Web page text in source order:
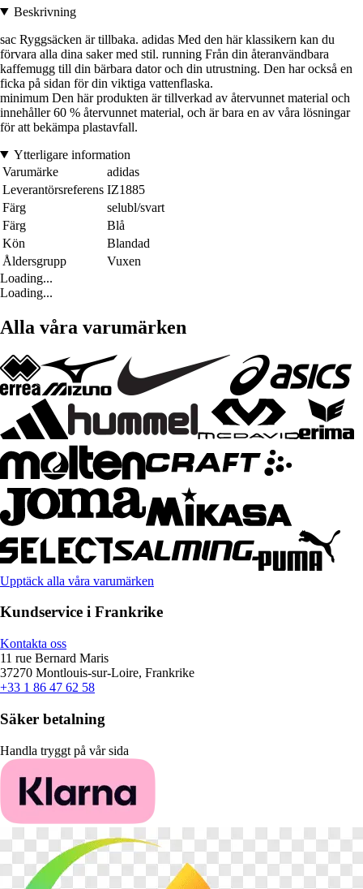
Beskrivning
sac Ryggsäcken är tillbaka. adidas Med den här klassikern kan du
förvara alla dina saker med stil. running Från din återanvändbara
kaffemugg till din bärbara dator och din utrustning. Den har också en
ficka på sidan för din viktiga vattenflaska.
minimum Den här produkten är tillverkad av återvunnet material och
innehåller 60 % återvunnet material, och är bara en av våra lösningar
för att bekämpa plastavfall.
Ytterligare information
Varumärke
adidas
Leverantörsreferens IZ1885
Färg
selubl/svart
Färg
Blå
Kön
Blandad
Åldersgrupp
Vuxen
Loading...
Loading...
Alla våra varumärken
Upptäck alla våra varumärken
Kundservice i Frankrike
Kontakta oss
11 rue Bernard Maris
37270 Montlouis-sur-Loire, Frankrike
+33 1 86 47 62 58
Säker betalning
Handla tryggt på vår sida